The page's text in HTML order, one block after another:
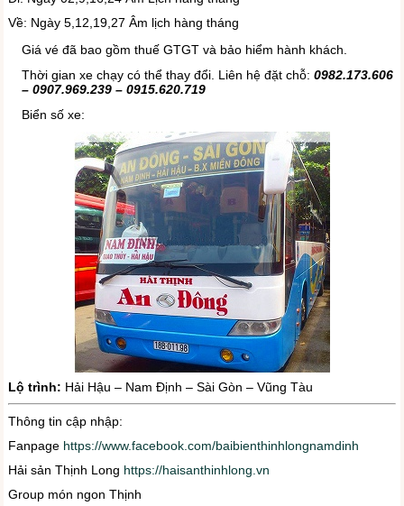
Về: Ngày 5,12,19,27 Âm lịch hàng tháng
Giá vé đã bao gồm thuế GTGT và bảo hiểm hành khách.
Thời gian xe chạy có thể thay đổi. Liên hệ đặt chỗ: 0982.173.606
– 0907.969.239 – 0915.620.719
Biển số xe:
Lộ trình: Hải Hậu – Nam Định – Sài Gòn – Vũng Tàu
Thông tin cập nhập:
Fanpage https://www.facebook.com/baibienthinhlongnamdinh
Hải sản Thịnh Long https://haisanthinhlong.vn
Group món ngon Thịnh